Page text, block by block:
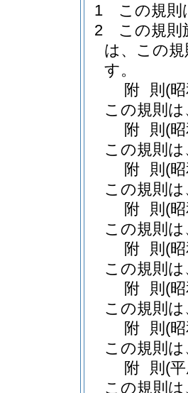
1
この規則
2
この規則
は、この
す。
附 則 (
この規則
附 則 (
この規則
附 則 (
この規則
附 則 (
この規則
附 則 (
この規則
附 則 (
この規則
附 則 (
この規則
附 則 (
この規則